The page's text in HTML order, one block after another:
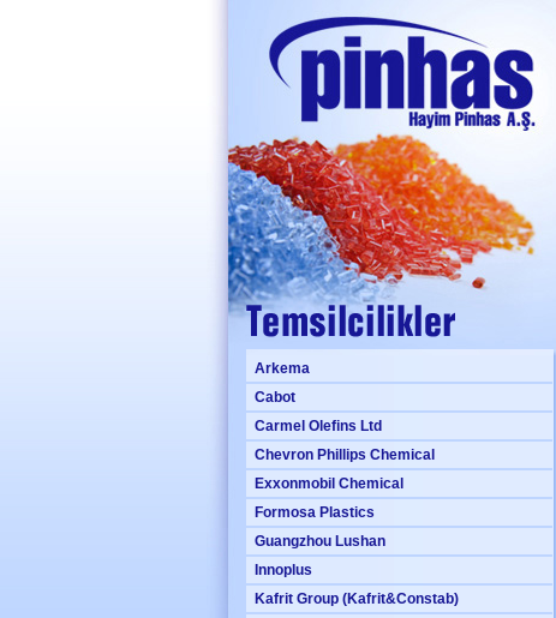
Arkema
Cabot
Carmel Olefins Ltd
Chevron Phillips Chemical
Exxonmobil Chemical
Formosa Plastics
Guangzhou Lushan
Innoplus
Kafrit Group (Kafrit&Constab)